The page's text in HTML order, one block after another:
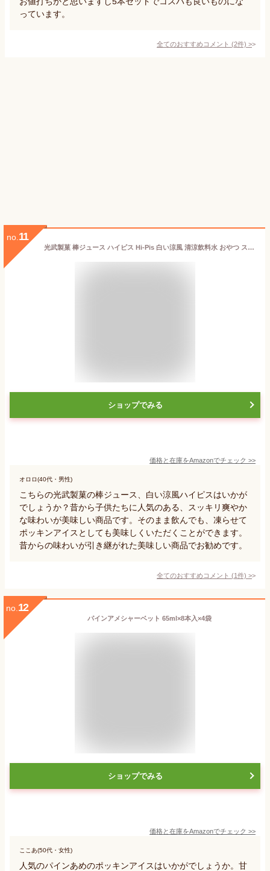
っています。
全てのおすすめコメント (2件) >
no. 11
光武製菓 棒ジュース ハイピス Hi-Pis 白い涼風 清涼飲料水 おやつ スポーツ アウトドア アイス 冷凍 8本入×4袋＝32本 (4袋, ハイピス)
ショップでみる
価格と在庫をAmazonでチェック >>
オロロ(40代・男性)
こちらの光武製菓の棒ジュース、白い涼風ハイピスはいかが
でしょうか？昔から子供たちに人気のある、スッキリ爽やか
な味わいが美味しい商品です。そのまま飲んでも、凍らせて
ポッキンアイスとしても美味しくいただくことができます。
昔からの味わいが引き継がれた美味しい商品でお勧めです。
全てのおすすめコメント (1件) >
no. 12
パインアメシャーベット 65ml×8本入×4袋
ショップでみる
価格と在庫をAmazonでチェック >>
ここあ(50代・女性)
人気のパインあめのポッキンアイスはいかがでしょうか。甘